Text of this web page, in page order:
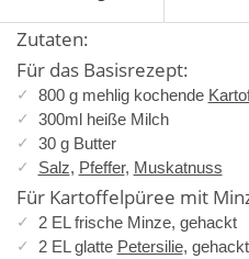
Zutaten:
Für das Basisrezept:
800 g mehlig kochende
300ml heiße Milch
30 g Butter
Salz, Pfeffer, Muskatnuss
Für Kartoffelpüree mit
2 EL frische Minze, gehackt
2 EL glatte Petersilie, gehackt